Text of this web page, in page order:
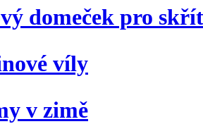
domeček pro
víly
v zimě